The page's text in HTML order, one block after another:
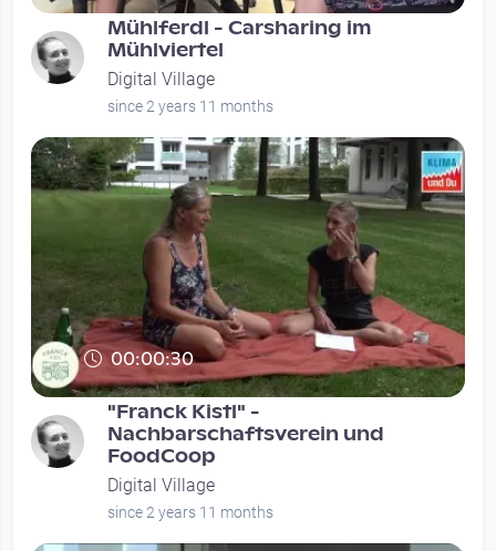
Mühlferdl - Carsharing im
Mühlviertel
Digital Village
since 2 years 11 months
00:00:30
"Franck Kistl" -
Nachbarschaftsverein und
FoodCoop
Digital Village
since 2 years 11 months